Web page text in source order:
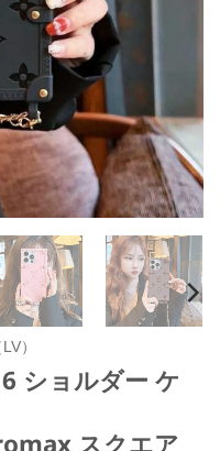
）
ショルダー ケ
スクエア